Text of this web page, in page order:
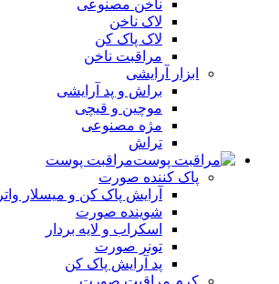
ناخن مصنوعی
لاک ناخن
لاک پاک کن
مراقبت ناخن
ابزار آرایشی
براش و پد آرایشی
موچین و قیچی
مژه مصنوعی
تراش
مراقبت پوست
پاک کننده صورت
آرايش پاک کن و ميسلار واتر
شوينده صورت
اسکراب و لايه بردار
تونر صورت
پد آرايش پاک کن